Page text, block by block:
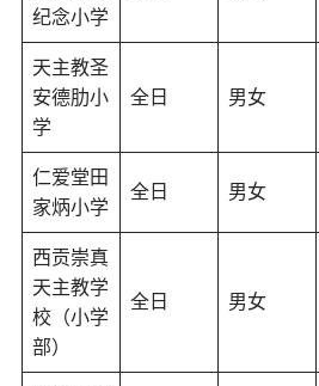
纪念小学
天主教圣
安德肋小
学
全日 男女
仁爱堂田
家炳小学
全日 男女
西贡崇真
天主教学
校（小学
部）
全日 男女